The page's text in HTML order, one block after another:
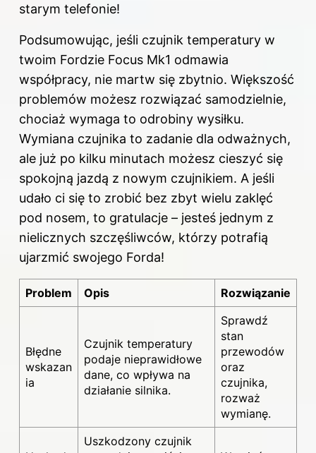
starym telefonie!
Podsumowując, jeśli czujnik temperatury w
twoim Fordzie Focus Mk1 odmawia
współpracy, nie martw się zbytnio. Większość
problemów możesz rozwiązać samodzielnie,
chociaż wymaga to odrobiny wysiłku.
Wymiana czujnika to zadanie dla odważnych,
ale już po kilku minutach możesz cieszyć się
spokojną jazdą z nowym czujnikiem. A jeśli
udało ci się to zrobić bez zbyt wielu zaklęć
pod nosem, to gratulacje – jesteś jednym z
nielicznych szczęśliwców, którzy potrafią
ujarzmić swojego Forda!
Problem Opis Rozwiązanie
Błędne
wskazan
ia
Czujnik temperatury
podaje nieprawidłowe
dane, co wpływa na
działanie silnika.
Sprawdź
stan
przewodów
oraz
czujnika,
rozważ
wymianę.
Uszkodzony czujnik